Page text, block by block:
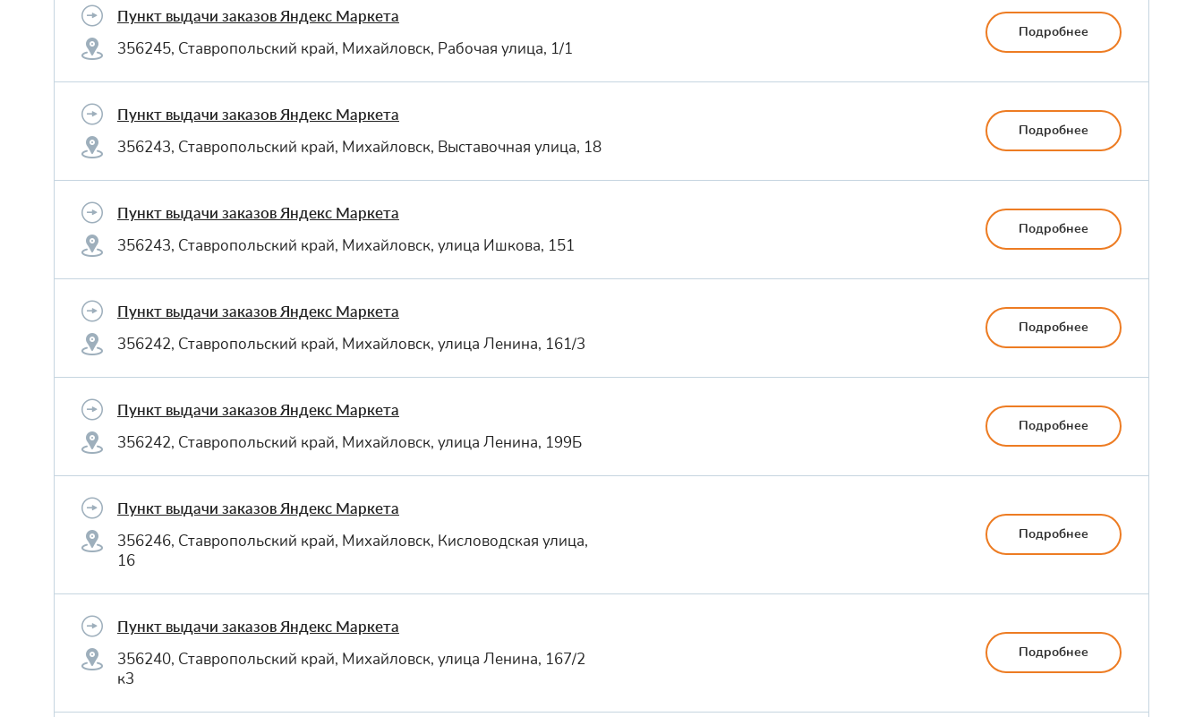
Пункт выдачи заказов Яндекс Маркета
356245, Ставропольский край, Михайловск, Рабочая улица, 1/1
Подробнее
Пункт выдачи заказов Яндекс Маркета
356243, Ставропольский край, Михайловск, Выставочная улица, 18
Подробнее
Пункт выдачи заказов Яндекс Маркета
356243, Ставропольский край, Михайловск, улица Ишкова, 151
Подробнее
Пункт выдачи заказов Яндекс Маркета
356242, Ставропольский край, Михайловск, улица Ленина, 161/3
Подробнее
Пункт выдачи заказов Яндекс Маркета
356242, Ставропольский край, Михайловск, улица Ленина, 199Б
Подробнее
Пункт выдачи заказов Яндекс Маркета
356246, Ставропольский край, Михайловск, Кисловодская улица,
16
Подробнее
Пункт выдачи заказов Яндекс Маркета
356240, Ставропольский край, Михайловск, улица Ленина, 167/2
к3
Подробнее